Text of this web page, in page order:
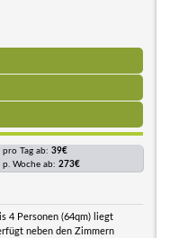
Tag ab: 39€
p. Woche ab: 273€
4 Personen (64qm) liegt
neben den Zimmern